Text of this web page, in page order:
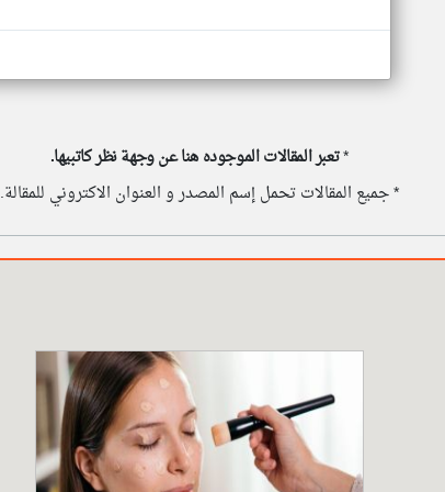
*تعبر المقالات الموجوده هنا عن وجهة نظر كاتبيها.
* جميع المقالات تحمل إسم المصدر و العنوان الاكتروني للمقالة.